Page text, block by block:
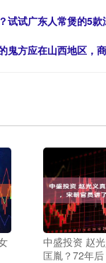
试试广东人常煲的5
鬼方应在山西地区，
中盛投资 赵
匡胤？72年